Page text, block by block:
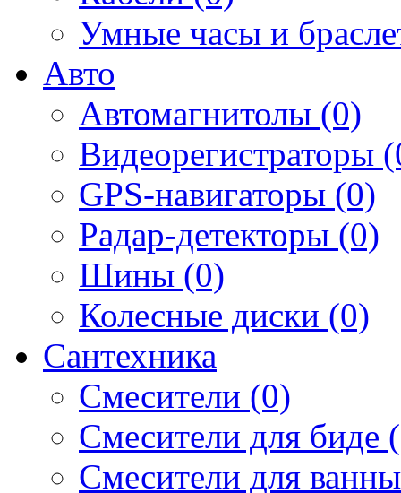
Умные часы и
Авто
Автомагнитолы (0)
Видеорегистраторы
GPS-навигаторы (0)
Радар-детекторы (0)
Шины (0)
Колесные диски (0)
Сантехника
Смесители (0)
Смесители для биде
Смесители для